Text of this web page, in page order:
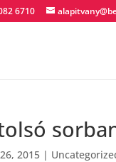
6710
2015|